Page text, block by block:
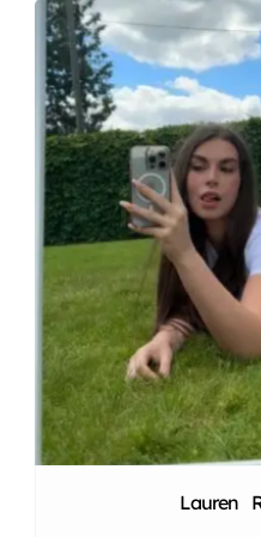
Lauren